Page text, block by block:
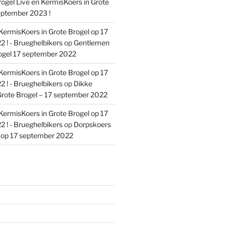
Live en KermisKoers in Grote
2023 !
in Grote Brogel op 17
! - Brueghelbikersop Gentlemen
17 september 2022
in Grote Brogel op 17
! - Brueghelbikersop Dikke
Brogel – 17 september 2022
in Grote Brogel op 17
! - Brueghelbikersop Dorpskoers
17 september 2022